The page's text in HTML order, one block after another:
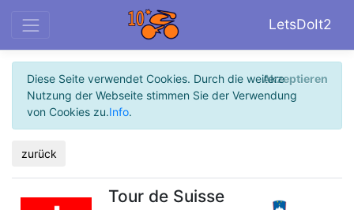
LetsDoIt2
Diese Seite verwendet Cookies. Durch die weitere
Nutzung der Webseite stimmen Sie der Verwendung
von Cookies zu.Info.
Akzeptieren
zurück
Tour de Suisse